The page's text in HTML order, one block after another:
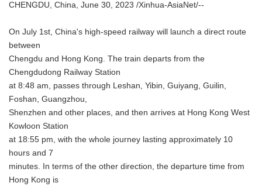
CHENGDU, China, June 30, 2023 /Xinhua-AsiaNet/--
On July 1st, China's high-speed railway will launch a direct route
between
Chengdu and Hong Kong. The train departs from the
Chengdudong Railway Station
at 8:48 am, passes through Leshan, Yibin, Guiyang, Guilin,
Foshan, Guangzhou,
Shenzhen and other places, and then arrives at Hong Kong West
Kowloon Station
at 18:55 pm, with the whole journey lasting approximately 10
hours and 7
minutes. In terms of the other direction, the departure time from
Hong Kong is